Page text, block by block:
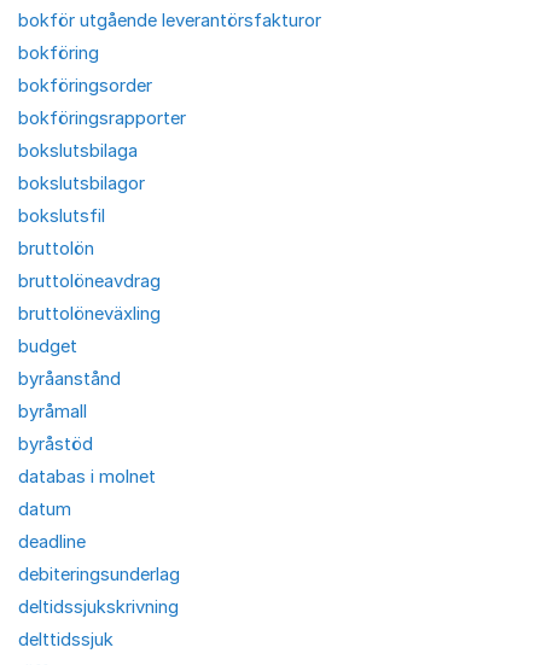
bokför utgående leverantörsfakturor
bokföring
bokföringsorder
bokföringsrapporter
bokslutsbilaga
bokslutsbilagor
bokslutsfil
bruttolön
bruttolöneavdrag
bruttolöneväxling
budget
byråanstånd
byråmall
byråstöd
databas i molnet
datum
deadline
debiteringsunderlag
deltidssjukskrivning
delttidssjuk